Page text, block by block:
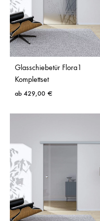
Online
Schiebetürsystem
Komplettset:
Laufwagen,
Platzsparend:
einer klassischen
Streifen, Design
Viele
Büro, Flur und
Wenn keine
passt, findest du unter
Glasschiebetür Flora1
Komplettset
ab 429,00 €